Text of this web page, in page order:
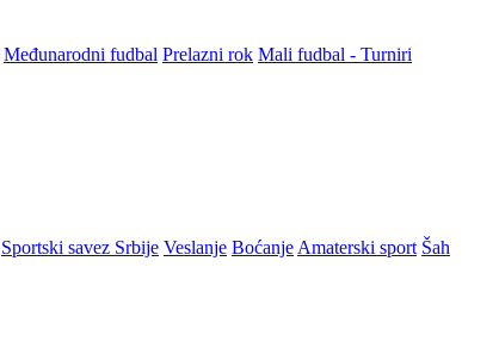
Međunarodni fudbal Prelazni rok Mali fudbal - Turniri
Sportski savez Srbije Veslanje Boćanje Amaterski sport Šah